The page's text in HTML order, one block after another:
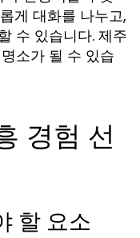
게 대화를 나누고,
수 있습니다. 제주
소가 될 수 있습
경험 선
할 요소